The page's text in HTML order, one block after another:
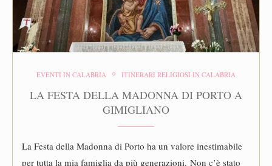
EVENTI IN CALABRIA ITINERARI RELIGIOSI IN CALABRIA
LA FESTA DELLA MADONNA DI PORTO A
GIMIGLIANO
La Festa della Madonna di Porto ha un valore inestimabile
per tutta la mia famiglia da più generazioni. Non c’è stato